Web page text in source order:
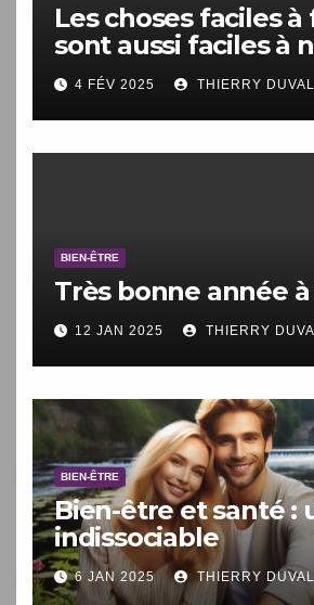
Les choses faciles à
sont aussi faciles à
faire.
4 FÉV 2025 THIERRY DUVAL
BIEN-ÊTRE
Très bonne année
12 JAN 2025 THIERRY
BIEN-ÊTRE
Bien-être et santé :
indissociable
6 JAN 2025 THIERRY DUVAL